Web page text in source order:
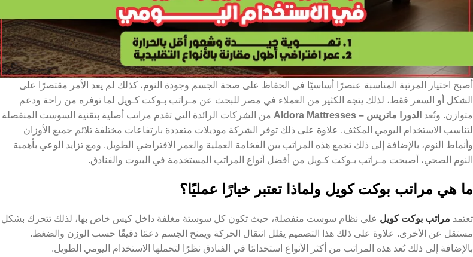
أصبح اختيار المرتبة المناسبة عنصرًا أساسيًا في الحفاظ على صحة الجسم وجودة النوم، كذلك لم يعد الأمر مقتصرًا على
الشكل أو السعر فقط، لذلك يتجه الكثير من العملاء في مصر للبحث عن مـراتب بـوكت كـويل لما توفره من راحة ودعم
متوازن. وتُعد الدورا ماتريس – Aldora Mattresses
من الشركات الرائدة التي تقدم مراتب أصلية بتقنية السوست المنفصلة
لتناسب الاستخدام اليومي المكثف. علاوة على ذلك توفر الشركة موديلات متعددة بارتفاعات مختلفة تلائم جميع الأوزان
وأنماط النوم، بالإضافة إلى ذلك تجمع هذه المراتب بين الفخامة العملية والعمر الافتراضي الطويل. ومع تزايد الوعي بأهمية
النوم الصحي، أصبحت مـراتب بـوكت كـويل من أفضل أنواع المراتب المستخدمة في البيوت والفنادق.
ما هي مراتب بوكت كويل ولماذا تعتبر خيارًا عمليًا؟
تعتمد مراتب بوكت كويل على نظام سوست منفصلة، حيث تكون كل سوستة مغلفة داخل كيس خاص بها، لذلك تتحرك بشكل
مستقل عن الأخرى. علاوة على ذلك هذا التصميم يقلل انتقال الحركة ويمنح الجسم دعمًا دقيقًا حسب الوزن والضغط.
بالإضافة إلى ذلك تُعد هذه المراتب من أكثر الأنواع استخدامًا في الفنادق نظرًا لتحملها الاستخدام اليومي الطويل.